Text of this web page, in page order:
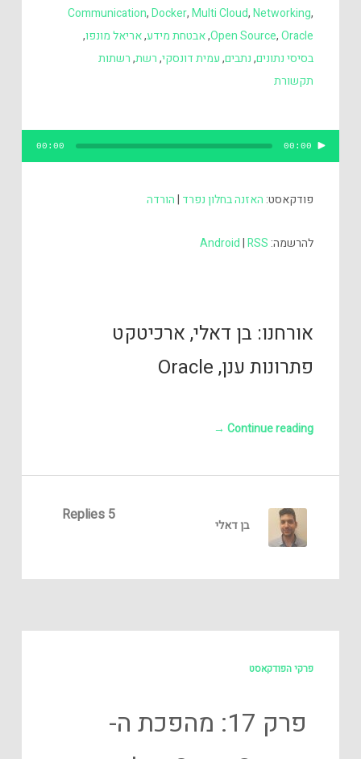
Communication,Docker,Multi Cloud,Networking,
Open Source,Oracle
,אבטחת מידע,אריאל מונפו,
בסיסי נתונים,נתבים,עמית דונסקי,רשת,רשתות
תקשורת
00:00
00:00
פודקאסט: האזנה בחלון נפרד |הורדה
להרשמה: Android|RSS
אורחנו: בן דאלי, ארכיטקט
פתרונות ענן, Oracle
Continue reading
→
5 Replies
בן דאלי
פרקי הפודקאסט
פרק 17: מהפכת ה-